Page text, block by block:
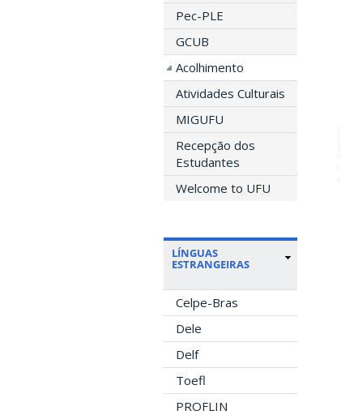
Pec-PLE
GCUB
Acolhimento
Atividades Culturais
MIGUFU
Recepção dos
Estudantes
Welcome to UFU
LÍNGUAS
ESTRANGEIRAS
Celpe-Bras
Dele
Delf
Toefl
PROFLIN